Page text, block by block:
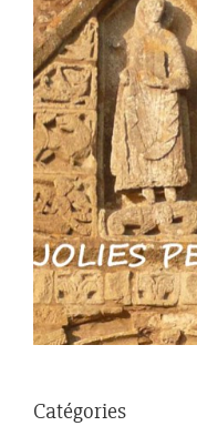
Catégories